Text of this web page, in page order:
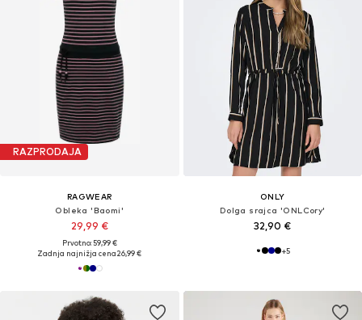
RAZPRODAJA
RAGWEAR
Obleka 'Baomi'
29,99 €
Prvotno: 59,99 €
Zadnja najnižja cena26,99 €
ONLY
Dolga srajca 'ONLCory'
32,90 €
+5